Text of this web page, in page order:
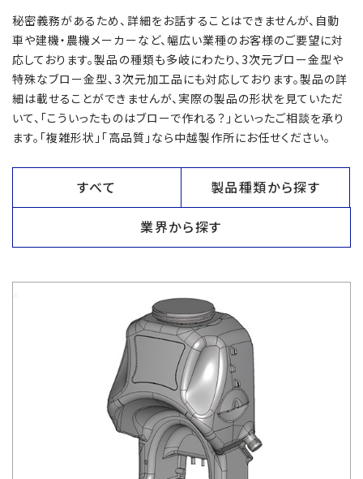
秘密義務があるため、詳細をお話することはできませんが、自動
車や建機・農機メーカーなど、幅広い業種のお客様のご要望に対
応しております。製品の種類も多岐にわたり、3次元ブロー金型や
特殊なブロー金型、3次元加工品にも対応しております。製品の詳
細は載せることができませんが、実際の製品の形状を見ていただ
いて、「こういったものはブローで作れる？」といったご相談を承り
ます。「複雑形状」「高品質」なら中越製作所にお任せください。
すべて 製品種類から探す
業界から探す